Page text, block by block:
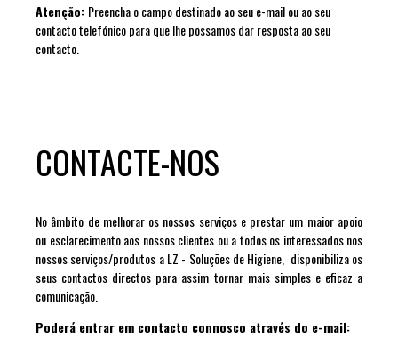
Atenção: Preencha o campo destinado ao seu e-mail ou ao seu
contacto telefónico para que lhe possamos dar resposta ao seu
contacto.
CONTACTE-NOS
No âmbito de melhorar os nossos serviços e prestar um maior apoio
ou esclarecimento aos nossos clientes ou a todos os interessados nos
nossos serviços/produtos a LZ - Soluções de Higiene, disponibiliza os
seus contactos directos para assim tornar mais simples e eficaz a
comunicação.
Poderá entrar em contacto connosco através do e-mail: